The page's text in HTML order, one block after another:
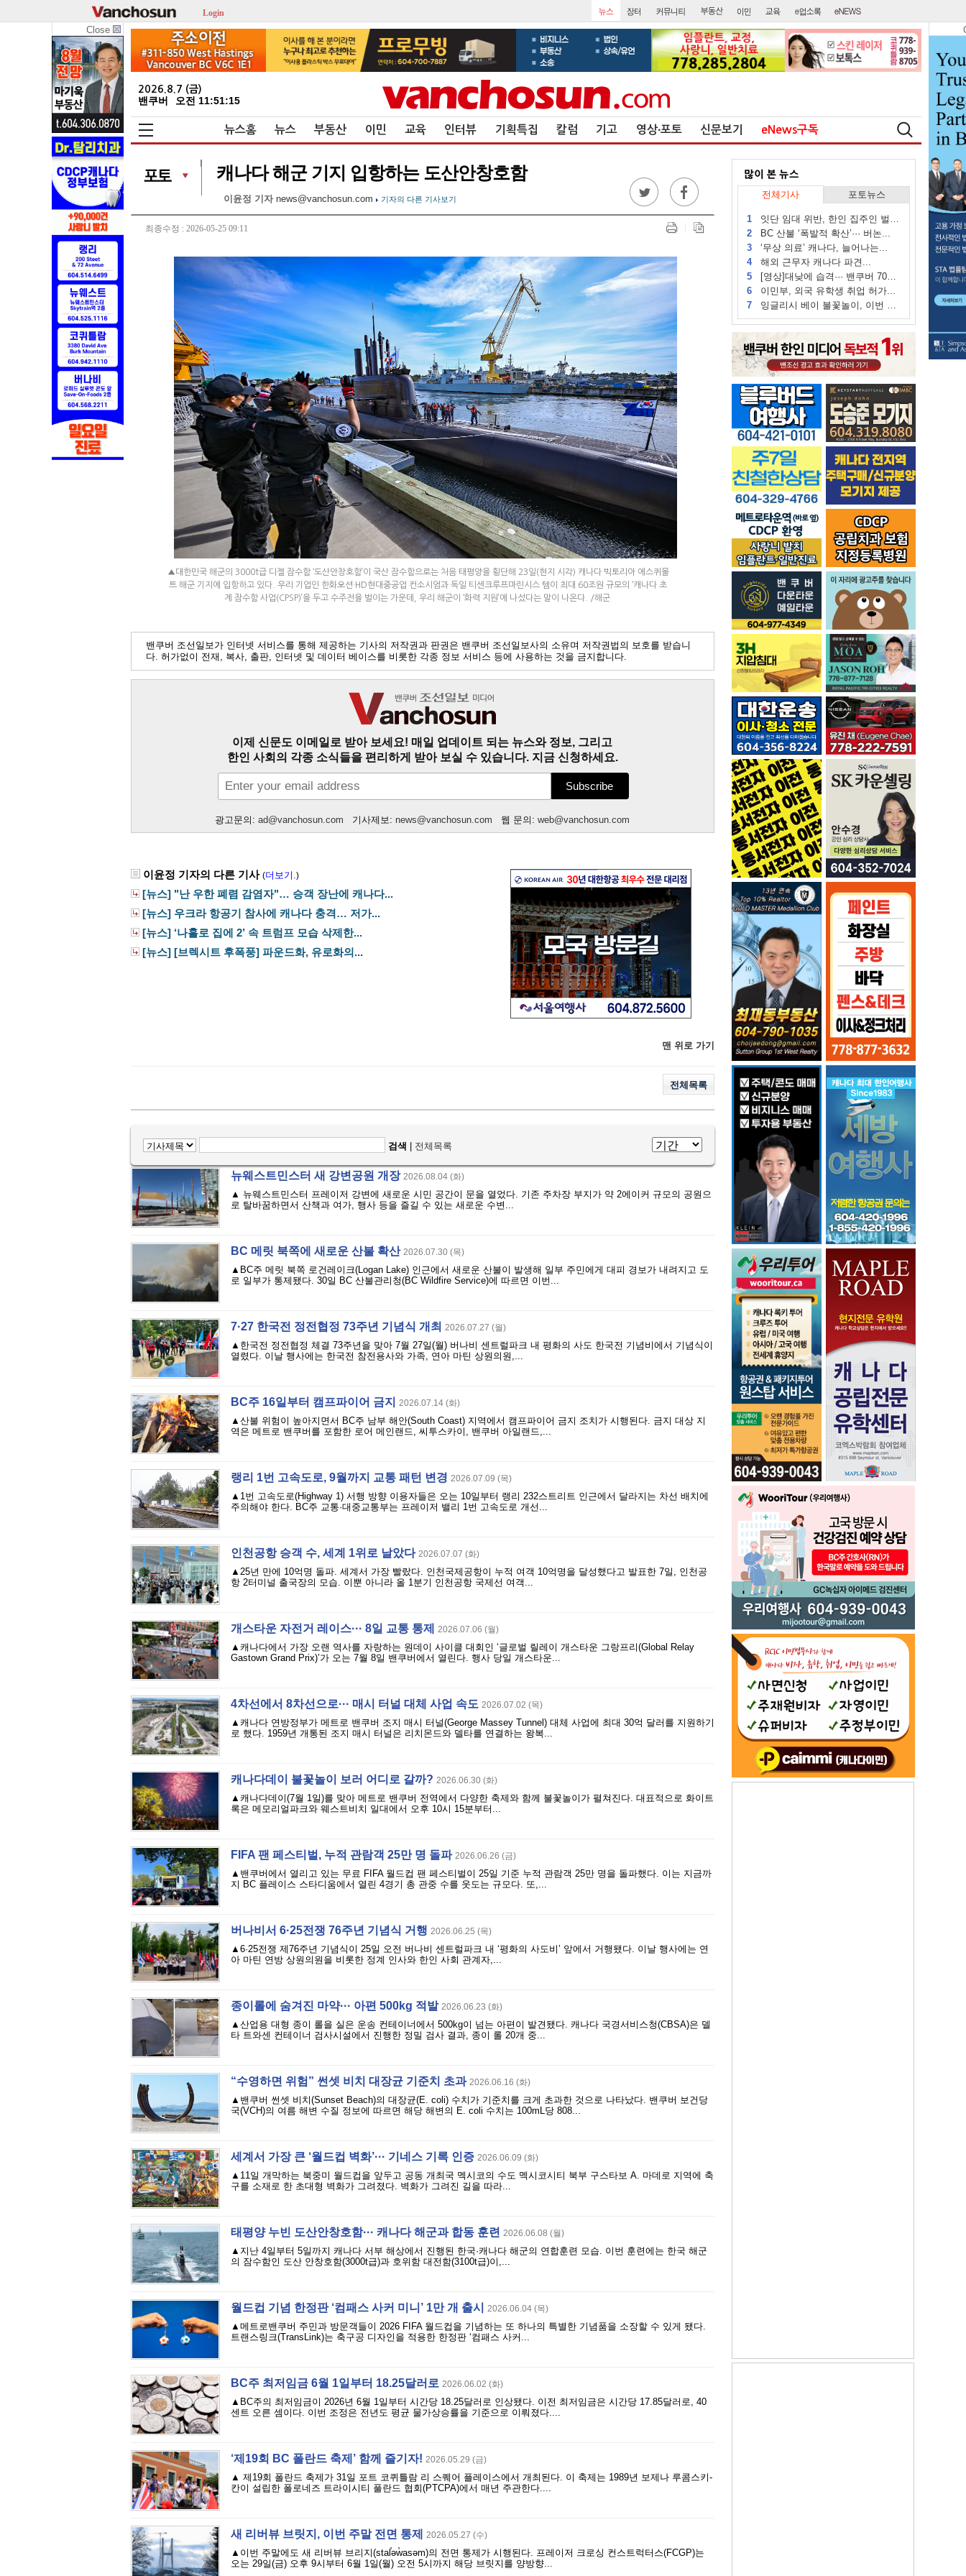
Login
Close
2026.8.7 (금)
밴쿠버 오전 11:51:16
뉴스홈 뉴스 부동산 이민 교육 인터뷰 기획특집 칼럼 기고 영상∙포토 신문보기 eNews구독
캐나다 해군 기지 입항하는 도산안창호함
이윤정 기자 news@vanchosun.com 기자의 다른 기사보기
최종수정 : 2026-05-25 09:11
▲대한민국 해군의 3000t급 디젤 잠수함 ‘도산안창호함’이 국산 잠수함으로는 처음 태평양을 횡단해 23일(현지 시각) 캐나다 빅토리아 에스퀴몰
트 해군 기지에 입항하고 있다. 우리 기업인 한화오션·HD현대중공업 컨소시엄과 독일 티센크루프마린시스 템이 최대 60조원 규모의 ‘캐나다 초
계 잠수함 사업(CPSP)’을 두고 수주전을 벌이는 가운데, 우리 해군이 ‘화력 지원’에 나섰다는 말이 나온다. /해군
밴쿠버 조선일보가 인터넷 서비스를 통해 제공하는 기사의 저작권과 판권은 밴쿠버 조선일보사의 소유며 저작권법의 보호를 받습니
다. 허가없이 전재, 복사, 출판, 인터넷 및 데이터 베이스를 비롯한 각종 정보 서비스 등에 사용하는 것을 금지합니다.
이제 신문도 이메일로 받아 보세요! 매일 업데이트 되는 뉴스와 정보, 그리고
한인 사회의 각종 소식들을 편리하게 받아 보실 수 있습니다. 지금 신청하세요.
광고문의: ad@vanchosun.com 기사제보: news@vanchosun.com 웹 문의: web@vanchosun.com
이윤정 기자의 다른 기사 (더보기.)
[뉴스] "난 우한 폐렴 감염자"… 승객 장난에 캐나다...
[뉴스] 우크라 항공기 참사에 캐나다 충격… 저가...
[뉴스] ‘나홀로 집에 2’ 속 트럼프 모습 삭제한...
[뉴스] [브렉시트 후폭풍] 파운드화, 유로화의...
맨 위로 가기
전체목록
검색 전체목록
뉴웨스트민스터 새 강변공원 개장 2026.08.04 (화)
▲ 뉴웨스트민스터 프레이저 강변에 새로운 시민 공간이 문을 열었다. 기존 주차장 부지가 약 2에이커 규모의 공원으
로 탈바꿈하면서 산책과 여가, 행사 등을 즐길 수 있는 새로운 수변...
BC 메릿 북쪽에 새로운 산불 확산 2026.07.30 (목)
▲BC주 메릿 북쪽 로건레이크(Logan Lake) 인근에서 새로운 산불이 발생해 일부 주민에게 대피 경보가 내려지고 도
로 일부가 통제됐다. 30일 BC 산불관리청(BC Wildfire Service)에 따르면 이번...
7·27 한국전 정전협정 73주년 기념식 개최 2026.07.27 (월)
▲한국전 정전협정 체결 73주년을 맞아 7월 27일(월) 버나비 센트럴파크 내 평화의 사도 한국전 기념비에서 기념식이
열렸다. 이날 행사에는 한국전 참전용사와 가족, 연아 마틴 상원의원,...
BC주 16일부터 캠프파이어 금지 2026.07.14 (화)
▲산불 위험이 높아지면서 BC주 남부 해안(South Coast) 지역에서 캠프파이어 금지 조치가 시행된다. 금지 대상 지
역은 메트로 밴쿠버를 포함한 로어 메인랜드, 씨투스카이, 밴쿠버 아일랜드,...
랭리 1번 고속도로, 9월까지 교통 패턴 변경 2026.07.09 (목)
▲1번 고속도로(Highway 1) 서행 방향 이용자들은 오는 10일부터 랭리 232스트리트 인근에서 달라지는 차선 배치에
주의해야 한다. BC주 교통·대중교통부는 프레이저 밸리 1번 고속도로 개선...
인천공항 승객 수, 세계 1위로 날았다 2026.07.07 (화)
▲25년 만에 10억명 돌파. 세계서 가장 빨랐다. 인천국제공항이 누적 여객 10억명을 달성했다고 발표한 7일, 인천공
항 2터미널 출국장의 모습. 이뿐 아니라 올 1분기 인천공항 국제선 여객...
개스타운 자전거 레이스··· 8일 교통 통제 2026.07.06 (월)
▲캐나다에서 가장 오랜 역사를 자랑하는 원데이 사이클 대회인 ‘글로벌 릴레이 개스타운 그랑프리(Global Relay
Gastown Grand Prix)’가 오는 7월 8일 밴쿠버에서 열린다. 행사 당일 개스타운...
4차선에서 8차선으로··· 매시 터널 대체 사업 속도 2026.07.02 (목)
▲캐나다 연방정부가 메트로 밴쿠버 조지 매시 터널(George Massey Tunnel) 대체 사업에 최대 30억 달러를 지원하기
로 했다. 1959년 개통된 조지 매시 터널은 리치몬드와 델타를 연결하는 왕복...
캐나다데이 불꽃놀이 보러 어디로 갈까? 2026.06.30 (화)
▲캐나다데이(7월 1일)를 맞아 메트로 밴쿠버 전역에서 다양한 축제와 함께 불꽃놀이가 펼쳐진다. 대표적으로 화이트
록은 메모리얼파크와 웨스트비치 일대에서 오후 10시 15분부터...
FIFA 팬 페스티벌, 누적 관람객 25만 명 돌파 2026.06.26 (금)
▲밴쿠버에서 열리고 있는 무료 FIFA 월드컵 팬 페스티벌이 25일 기준 누적 관람객 25만 명을 돌파했다. 이는 지금까
지 BC 플레이스 스타디움에서 열린 4경기 총 관중 수를 웃도는 규모다. 또,...
버나비서 6·25전쟁 76주년 기념식 거행 2026.06.25 (목)
▲6·25전쟁 제76주년 기념식이 25일 오전 버나비 센트럴파크 내 ‘평화의 사도비’ 앞에서 거행됐다. 이날 행사에는 연
아 마틴 연방 상원의원을 비롯한 정계 인사와 한인 사회 관계자,...
종이롤에 숨겨진 마약··· 아편 500kg 적발 2026.06.23 (화)
▲산업용 대형 종이 롤을 실은 운송 컨테이너에서 500kg이 넘는 아편이 발견됐다. 캐나다 국경서비스청(CBSA)은 델
타 트와센 컨테이너 검사시설에서 진행한 정밀 검사 결과, 종이 롤 20개 중...
“수영하면 위험” 썬셋 비치 대장균 기준치 초과 2026.06.16 (화)
▲밴쿠버 썬셋 비치(Sunset Beach)의 대장균(E. coli) 수치가 기준치를 크게 초과한 것으로 나타났다. 밴쿠버 보건당
국(VCH)의 여름 해변 수질 정보에 따르면 해당 해변의 E. coli 수치는 100mL당 808...
세계서 가장 큰 ‘월드컵 벽화’··· 기네스 기록 인증 2026.06.09 (화)
▲11일 개막하는 북중미 월드컵을 앞두고 공동 개최국 멕시코의 수도 멕시코시티 북부 구스타보 A. 마데로 지역에 축
구를 소재로 한 초대형 벽화가 그려졌다. 벽화가 그려진 길을 따라...
태평양 누빈 도산안창호함··· 캐나다 해군과 합동 훈련 2026.06.08 (월)
▲지난 4일부터 5일까지 캐나다 서부 해상에서 진행된 한국·캐나다 해군의 연합훈련 모습. 이번 훈련에는 한국 해군
의 잠수함인 도산 안창호함(3000t급)과 호위함 대전함(3100t급)이,...
월드컵 기념 한정판 ‘컴패스 사커 미니’ 1만 개 출시 2026.06.04 (목)
▲메트로밴쿠버 주민과 방문객들이 2026 FIFA 월드컵을 기념하는 또 하나의 특별한 기념품을 소장할 수 있게 됐다.
트랜스링크(TransLink)는 축구공 디자인을 적용한 한정판 ‘컴패스 사커...
BC주 최저임금 6월 1일부터 18.25달러로 2026.06.02 (화)
▲BC주의 최저임금이 2026년 6월 1일부터 시간당 18.25달러로 인상됐다. 이전 최저임금은 시간당 17.85달러로, 40
센트 오른 셈이다. 이번 조정은 전년도 평균 물가상승률을 기준으로 이뤄졌다....
‘제19회 BC 폴란드 축제’ 함께 즐기자! 2026.05.29 (금)
▲ 제19회 폴란드 축제가 31일 포트 코퀴틀람 리 스퀘어 플레이스에서 개최된다. 이 축제는 1989년 보제나 루콤스키-
칸이 설립한 폴로네즈 트라이시티 풀란드 협회(PTCPA)에서 매년 주관한다....
새 리버뷰 브릿지, 이번 주말 전면 통제 2026.05.27 (수)
▲이번 주말에도 새 리버뷰 브리지(stal̕əw̓asəm)의 전면 통제가 시행된다. 프레이저 크로싱 컨스트럭터스(FCGP)는
오는 29일(금) 오후 9시부터 6월 1일(월) 오전 5시까지 해당 브릿지를 양방향...
전체기사 포토뉴스
1잇단 임대 위반, 한인 집주인 벌금...
2BC 산불 ‘폭발적 확산’··· 버논...
3‘무상 의료’ 캐나다, 늘어나는...
4해외 근무자 캐나다 파견...
5[영상]대낮에 습격··· 밴쿠버 70대...
6이민부, 외국 유학생 취업 허가...
7잉글리시 베이 불꽃놀이, 이번 주...